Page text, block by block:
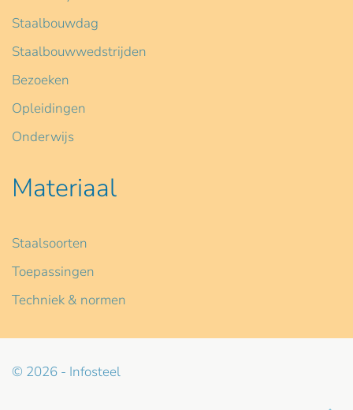
Staalbouwdag
Staalbouwwedstrijden
Bezoeken
Opleidingen
Onderwijs
Materiaal
Staalsoorten
Toepassingen
Techniek & normen
© 2026 - Infosteel